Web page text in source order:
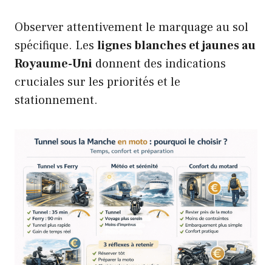
Observer attentivement le marquage au sol
spécifique. Les lignes blanches et jaunes au
Royaume-Uni donnent des indications
cruciales sur les priorités et le
stationnement.